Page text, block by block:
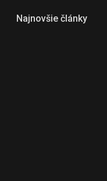
Najnovšie články